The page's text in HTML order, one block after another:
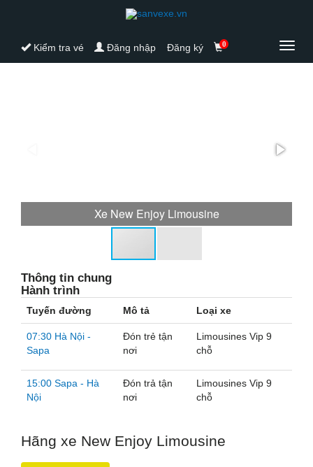
Kiểm tra vé Đăng nhập Đăng ký 0
Xe New Enjoy Limousine
Thông tin chung
Hành trình
Tuyến đường Mô tả Loại xe
07:30 Hà Nội -
Sapa
Đón trẻ tận
nơi
Limousines Vip 9
chỗ
15:00 Sapa - Hà
Nội
Đón trả tận
nơi
Limousines Vip 9
chỗ
Hãng xe New Enjoy Limousine